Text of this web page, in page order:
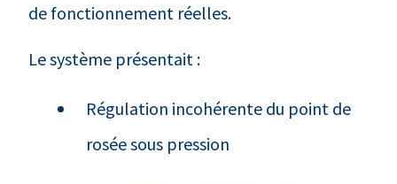
de fonctionnement réelles.
Le système présentait :
Régulation incohérente du point de
rosée sous pression